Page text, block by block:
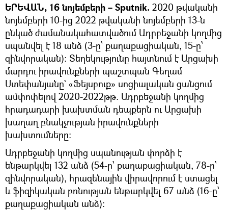
ԵՐԵՎԱՆ, 16 նոյեմբերի – Sputnik. 2020 թվականի
նոյեմբերի 10-ից 2022 թվականի նոյեմբերի 13-ն
ընկած ժամանակահատվածում Ադրբեջանի կողմից
սպանվել է 18 անձ (3-ը՝ քաղաքացիական, 15-ը՝
զինվորական)։ Տեղեկությունը հայտնում է Արցախի
մարդու իրավունքների պաշտպան Գեղամ
Ստեփանյանը` «Ֆեյսբուք» սոցիալական ցանցում
ամփոփելով 2020-2022թթ. Ադրբեջանի կողմից
հրադադարի խախտման դեպքերն ու Արցախի
խաղաղ բնակչության իրավունքների
խախտումները։
Ադրբեջանի կողմից սպանության փորձի է
ենթարկվել 132 անձ (54-ը՝ քաղաքացիական, 78-ը՝
զինվորական), հրազենային վիրավորում է ստացել
և ֆիզիկական բռնության ենթարկվել 67 անձ (16-ը՝
քաղաքացիական անձ):